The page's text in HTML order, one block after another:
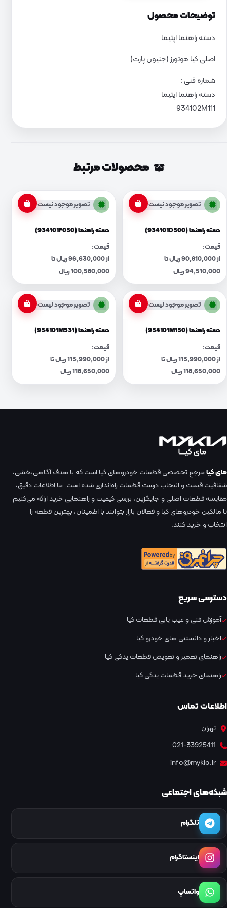
توضیحات محصول
دسته راهنما اپتیما
اصلی کیا موتورز (جنیون پارت)
شماره فنی :
دسته راهنما اپتیما
934102M111
محصولات مرتبط
تصویر موجود نیست
دسته راهنما (934101D300)
قیمت:
از 90,810,000 ریال تا
94,510,000 ریال
تصویر موجود نیست
دسته راهنما (934101F030)
قیمت:
از 96,630,000 ریال تا
100,580,000 ریال
تصویر موجود نیست
دسته راهنما (934101M130)
قیمت:
از 113,990,000 ریال تا
118,650,000 ریال
تصویر موجود نیست
دسته راهنما (934101M531)
قیمت:
از 113,990,000 ریال تا
118,650,000 ریال
مای کیامرجع تخصصی قطعات خودروهای کیا است که با هدف آگاهی‌بخشی،
شفافیت قیمت و انتخاب درست قطعات راه‌اندازی شده است. ما اطلاعات دقیق،
مقایسه قطعات اصلی و جایگزین، بررسی کیفیت و راهنمایی خرید ارائه می‌کنیم
تا مالکین خودروهای کیا و فعالان بازار بتوانند با اطمینان، بهترین قطعه را
انتخاب و خرید کنند.
دسترسی سریع
آموزش فنی و عیب یابی قطعات کیا
اخبار و دانستنی های خودرو کیا
راهنمای تعمیر و تعویض قطعات یدکی کیا
راهنمای خرید قطعات یدکی کیا
اطلاعات تماس
تهران
021-33925411
info@mykia.ir
شبکه‌های اجتماعی
تلگرام
اینستاگرام
واتساپ